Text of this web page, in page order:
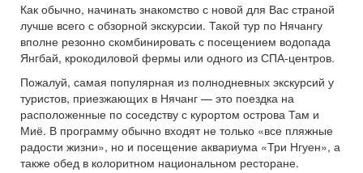
Как обычно, начинать знакомство с новой для Вас страной
лучше всего с обзорной экскурсии. Такой тур по Нячангу
вполне резонно скомбинировать с посещением водопада
Янгбай, крокодиловой фермы или одного из СПА-центров.
Пожалуй, самая популярная из полнодневных экскурсий у
туристов, приезжающих в Нячанг — это поездка на
расположенные по соседству с курортом острова Там и
Миё. В программу обычно входят не только «все пляжные
радости жизни», но и посещение аквариума «Три Нгуен», а
также обед в колоритном национальном ресторане.